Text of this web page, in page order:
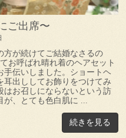
ご出席〜
方が続けてご結婚なさるの
お呼ばれ晴れ着のヘアセット
手伝いしました。ショートヘ
耳出ししてお飾りをつけてみ
はお召しにならないという訪
が、とても色白肌に ...
続きを見る